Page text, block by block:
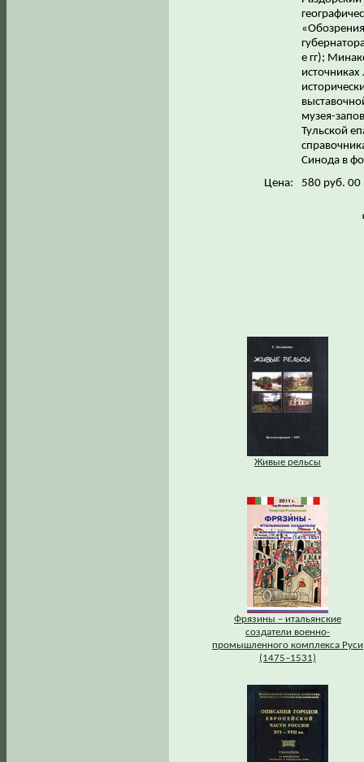
е гг);
музея-
Тульской
Синода в
Цена:
580 руб. 00
Живые рельсы
Фрязины – итальянские
создатели военно-
промышленного комплекса Руси
(1475–1531)